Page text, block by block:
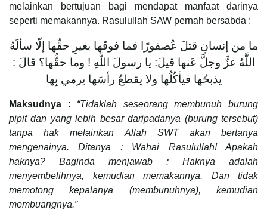
melainkan bertujuan bagi mendapat manfaat darinya
seperti memakannya. Rasulullah SAW pernah bersabda :
ما من إنسانٍ قتلَ عُصفورًا فما فوقَها بغيرِ حقِّها إلّا سألَهُ
اللَّهُ عزَّ وجلَّ عَنها قيلَ: يا رسولَ اللَّهِ ! وما حقُّها؟ قالَ :
يذبحُها فيأكُلُها ولا يقطعُ رأسَها يرمي بِها
Maksudnya :
“Tidaklah seseorang membunuh burung
pipit dan yang lebih besar daripadanya (burung tersebut)
tanpa hak melainkan Allah SWT akan bertanya
mengenainya. Ditanya : Wahai Rasulullah! Apakah
haknya? Baginda menjawab : Haknya adalah
menyembelihnya, kemudian memakannya. Dan tidak
memotong kepalanya (membunuhnya), kemudian
membuangnya.”